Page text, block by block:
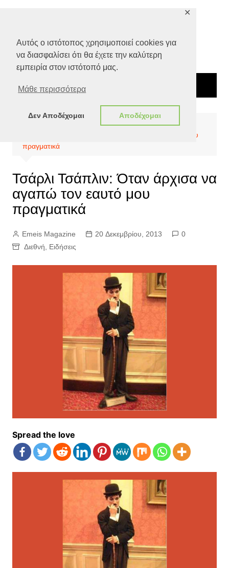
Αυτός ο ιστότοπος χρησιμοποιεί cookies για
να διασφαλίσει ότι θα έχετε την καλύτερη
εμπειρία στον ιστότοπό μας.
Μάθε περισσότερα
Δεν Αποδέχομαι Αποδέχομαι
✕
Τσάρλι Τσάπλιν: Όταν άρχισα να αγαπώ τον εαυτό μου
πραγματικά
Τσάρλι Τσάπλιν: Όταν άρχισα να
αγαπώ τον εαυτό μου
πραγματικά
Emeis Magazine 20 Δεκεμβρίου, 2013
0
Διεθνή
Ειδήσεις
Spread the love